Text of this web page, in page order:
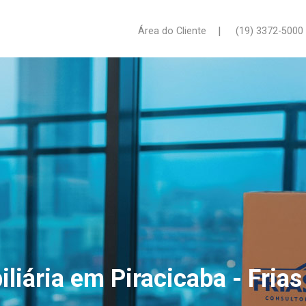
Área do Cliente | (19) 3372-5000
em Piracicaba -